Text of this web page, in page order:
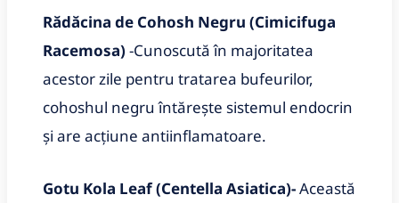
Rădăcina de Cohosh Negru (Cimicifuga
Racemosa) -Cunoscută în majoritatea
acestor zile pentru tratarea bufeurilor,
cohoshul negru întărește sistemul endocrin
și are acțiune antiinflamatoare.
Gotu Kola Leaf (Centella Asiatica)-Această